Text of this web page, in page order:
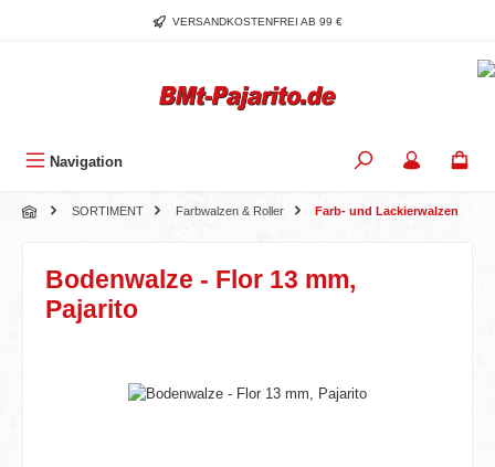
Zum Hauptinhalt springenVERSANDKOSTENFREI AB 99 €
Navigation
SORTIMENT Farbwalzen & Roller Farb- und Lackierwalzen
Bodenwalze - Flor 13 mm,
Pajarito
Bildergalerie überspringen